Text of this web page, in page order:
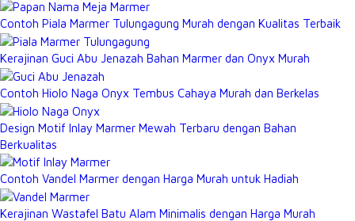
Contoh Piala Marmer Tulungagung Murah dengan Kualitas Terbaik
Kerajinan Guci Abu Jenazah Bahan Marmer dan Onyx Murah
Contoh Hiolo Naga Onyx Tembus Cahaya Murah dan Berkelas
Design Motif Inlay Marmer Mewah Terbaru dengan Bahan
Berkualitas
Contoh Vandel Marmer dengan Harga Murah untuk Hadiah
Kerajinan Wastafel Batu Alam Minimalis dengan Harga Murah